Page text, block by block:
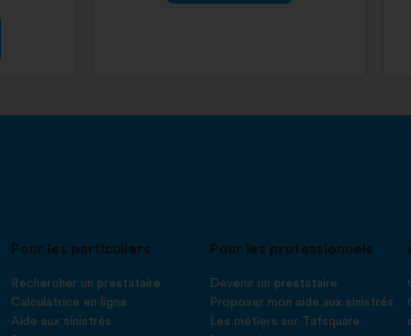
Pour les particuliers
Rechercher un prestataire
Calculatrice en ligne
Aide aux sinistrés
Pour les professionnels
Devenir un prestataire
Proposer mon aide aux sinistrés
Les métiers sur Tafsquare